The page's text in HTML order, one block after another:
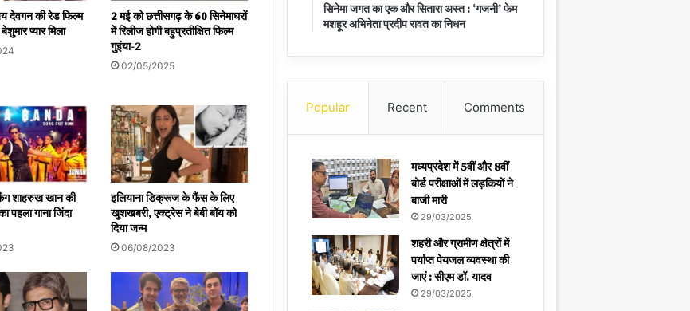
देवगन की रेड फिल्म
प्यार मिला
2 मई को छत्तीसगढ़ के 60 सिनेमाघरों
में रिलीज होगी बहुप्रतीक्षित फिल्म
गुइंया-2
02/05/2025
शाहरुख खान की
पहला गाना जिंदा
इलियाना डिक्रूज के फैंस के लिए
खुशखबरी, एक्ट्रेस ने बेबी बॉय को
दिया जन्म
06/08/2023
सिनेमा जगत का एक और सितारा अस्त : ‘गजनी’ फेम
मशहूर अभिनेता प्रदीप रावत का निधन
Popular Recent Comments
मध्यप्रदेश में 5वीं और 8वीं
बोर्ड परीक्षाओं में लड़कियों ने
बाजी मारी
29/03/2025
शहरी और ग्रामीण क्षेत्रों में
पर्याप्त पेयजल व्यवस्था की
जाएं : सीएम डॉ. यादव
29/03/2025